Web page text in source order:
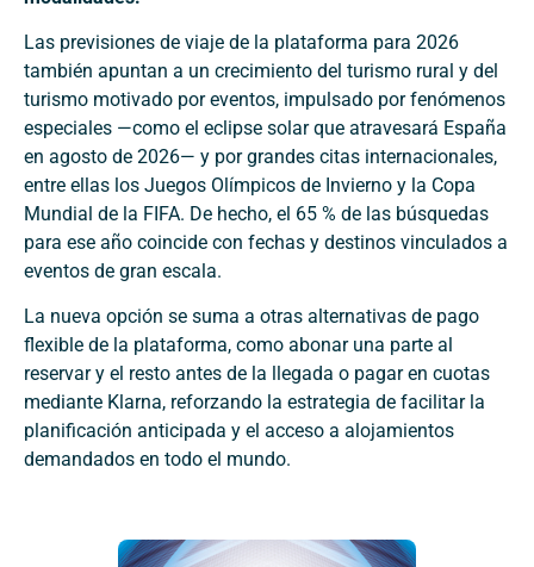
Las previsiones de viaje de la plataforma para 2026
también apuntan a un crecimiento del turismo rural y del
turismo motivado por eventos, impulsado por fenómenos
especiales —como el eclipse solar que atravesará España
en agosto de 2026— y por grandes citas internacionales,
entre ellas los Juegos Olímpicos de Invierno y la Copa
Mundial de la FIFA. De hecho, el 65 % de las búsquedas
para ese año coincide con fechas y destinos vinculados a
eventos de gran escala.
La nueva opción se suma a otras alternativas de pago
flexible de la plataforma, como abonar una parte al
reservar y el resto antes de la llegada o pagar en cuotas
mediante Klarna, reforzando la estrategia de facilitar la
planificación anticipada y el acceso a alojamientos
demandados en todo el mundo.